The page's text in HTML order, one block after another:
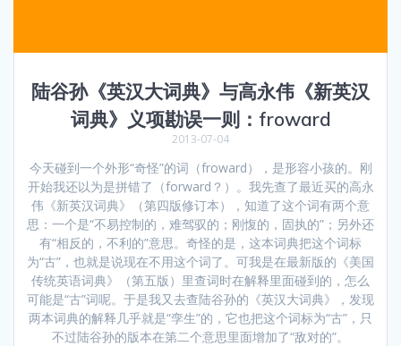
陆谷孙《英汉大词典》与高永伟《新英汉
词典》义项勘误一则：froward
2013-07-04
今天碰到一个外形“奇怪”的词（froward），是形容小孩的。刚
开始我还以为是拼错了（forward？）。我先查了最近买的高永
伟《新英汉词典》（第四版修订本），知道了这个词有两个意
思：一个是“不易控制的，难驾驭的；刚愎的，固执的”；另外还
有“相反的，不利的”意思。奇怪的是，这本词典把这个词标
为“古”，也就是说现在不用这个词了。可我是在最新版的《美国
传统英语词典》（第五版）里查词时在解释里面碰到的，怎么
可能是“古”词呢。于是我又去查陆谷孙的《英汉大词典》，发现
两本词典的解释几乎就是“孪生”的，它也把这个词标为“古”，只
不过陆谷孙的版本在第二个意思里面增加了“敌对的”。